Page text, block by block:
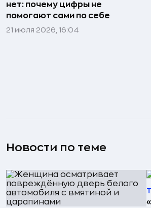
нет: почему цифры не
помогают сами по себе
21 июля 2026, 16:04
Новости по теме